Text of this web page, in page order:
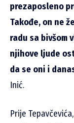
prezaposleno
Takođe, on ne
radu sa bivšom
njihove ljude
da se oni i
Inić.
Prije